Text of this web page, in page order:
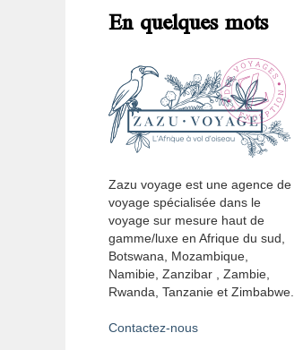
En quelques mots
Zazu voyage est une agence de
voyage spécialisée dans le
voyage sur mesure haut de
gamme/luxe en Afrique du sud,
Botswana, Mozambique,
Namibie, Zanzibar , Zambie,
Rwanda, Tanzanie et Zimbabwe.
Contactez-nous